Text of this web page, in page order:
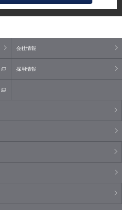
会社情報
採用情報